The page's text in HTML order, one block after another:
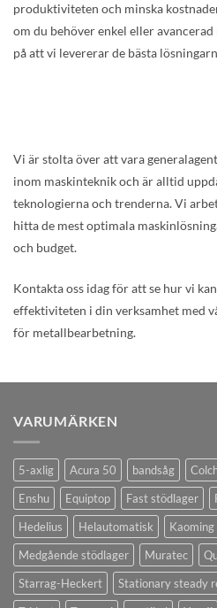
produktiviteten och minska
om du behöver enkel eller
på att vi levererar de bästa
Vi är stolta över att vara
inom maskinteknik och är alltid
teknologierna och trenderna. Vi
hitta de mest optimala
och budget.
Kontakta oss idag för att se hur vi
effektiviteten i din verksamhet med
för metallbearbetning.
VARUMÄRKEN
5-axlig Acura 50 bandsåg
Enshu
Equiptop Fast stödlager
Hedelius
Helautomatisk Kaoming
Medgående stödlager
Muratec
Starrag-Heckert
Stationary steady